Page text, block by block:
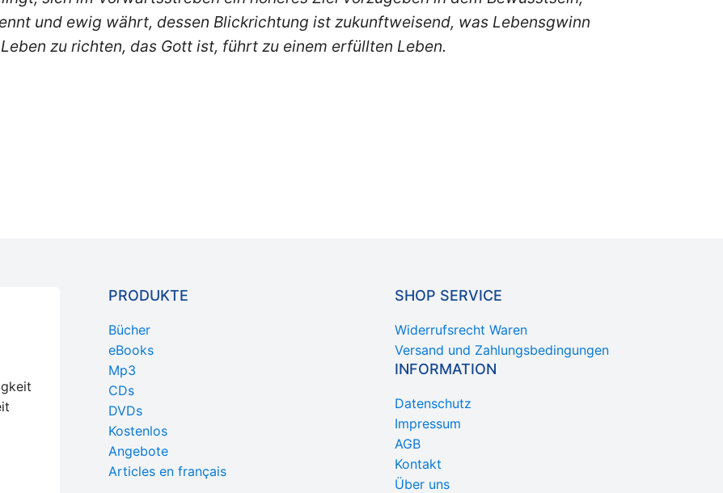
und ewig währt, dessen Blickrichtung ist zukunftweisend, was Lebensgwinn
zu richten, das Gott ist, führt zu einem erfüllten Leben.
PRODUKTE
Bücher
eBooks
Mp3
CDs
DVDs
Kostenlos
Angebote
Articles en français
SHOP SERVICE
Widerrufsrecht Waren
Versand und Zahlungsbedingungen
INFORMATION
Datenschutz
Impressum
AGB
Kontakt
Über uns